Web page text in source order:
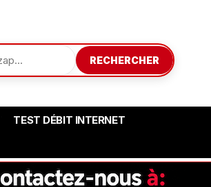
RECHERCHER
TEST DÉBIT INTERNET